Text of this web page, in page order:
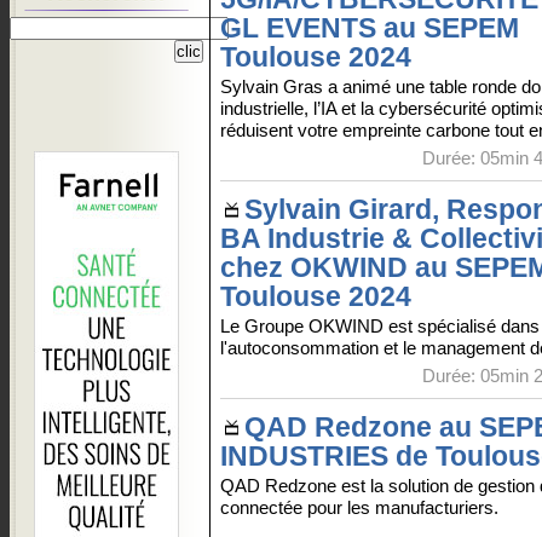
GL EVENTS au SEPEM
Toulouse 2024
Sylvain Gras a animé une table ronde
industrielle, l’IA et la cybersécurité
réduisent votre empreinte carbone tout
Durée: 05min
Sylvain Girard,
BA Industrie &
chez OKWIND au
Toulouse 2024
Le Groupe OKWIND est spécialisé dans
l'autoconsommation et le management
Durée: 05min
QAD Redzone au
INDUSTRIES de
QAD Redzone est la solution de gestion
connectée pour les manufacturiers.